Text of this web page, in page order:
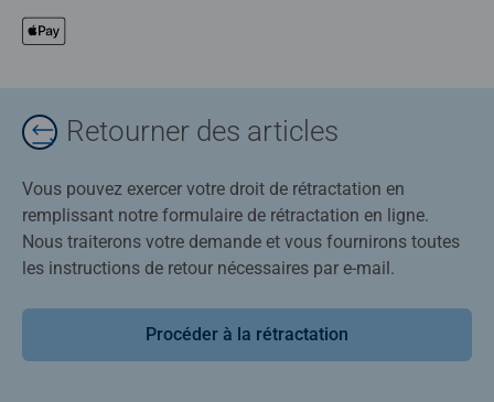
Retourner des articles
Vous pouvez exercer votre droit de rétractation en
remplissant notre formulaire de rétractation en ligne.
Nous traiterons votre demande et vous fournirons toutes
les instructions de retour nécessaires par e-mail.
Procéder à la rétractation